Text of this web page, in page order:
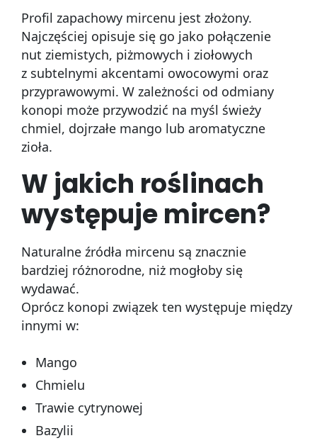
Profil zapachowy mircenu jest złożony.
Najczęściej opisuje się go jako połączenie
nut ziemistych, piżmowych i ziołowych
z subtelnymi akcentami owocowymi oraz
przyprawowymi. W zależności od odmiany
konopi może przywodzić na myśl świeży
chmiel, dojrzałe mango lub aromatyczne
zioła.
W jakich roślinach
występuje mircen?
Naturalne źródła mircenu są znacznie
bardziej różnorodne, niż mogłoby się
wydawać.
Oprócz konopi związek ten występuje między
innymi w:
Mango
Chmielu
Trawie cytrynowej
Bazylii